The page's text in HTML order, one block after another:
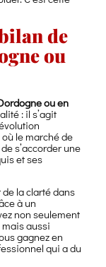
de
ou
ou en
: il s’agit
le marché de
s’accorder une
et ses
la clarté dans
à un
non seulement
aussi
gagnez en
qui a du